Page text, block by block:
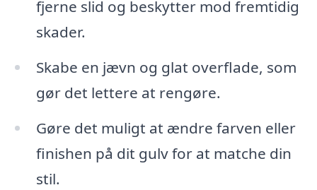
fjerne slid og beskytter mod fremtidig
skader.
Skabe en jævn og glat overflade, som
gør det lettere at rengøre.
Gøre det muligt at ændre farven eller
finishen på dit gulv for at matche din
stil.